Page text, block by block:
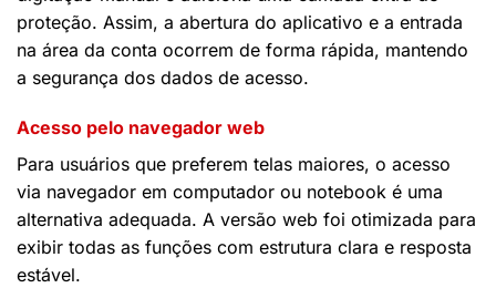
proteção. Assim, a abertura do aplicativo e a entrada
na área da conta ocorrem de forma rápida, mantendo
a segurança dos dados de acesso.
Acesso pelo navegador web
Para usuários que preferem telas maiores, o acesso
via navegador em computador ou notebook é uma
alternativa adequada. A versão web foi otimizada para
exibir todas as funções com estrutura clara e resposta
estável.